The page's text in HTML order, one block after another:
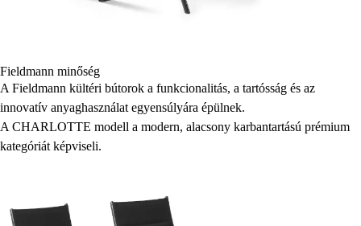
Fieldmann minőség
A Fieldmann kültéri bútorok a funkcionalitás, a tartósság és az
innovatív anyaghasználat egyensúlyára épülnek.
A CHARLOTTE modell a modern, alacsony karbantartású prémium
kategóriát képviseli.